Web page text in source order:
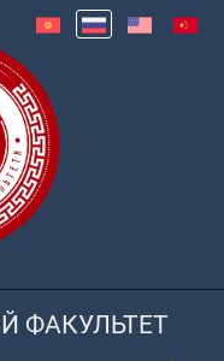
ФАКУЛЬТЕТ